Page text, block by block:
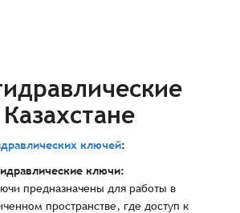
ключей:
ключи:
предназначены для работы в
пространстве, где доступ к